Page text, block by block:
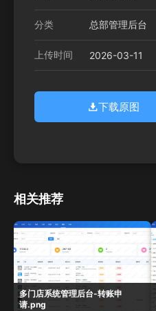
分类 总部管理后台
上传时间 2026-03-11
下载原图
相关推荐
多门店系统管理后台-转账申
请.png